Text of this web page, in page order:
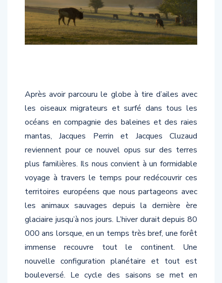
Après avoir parcouru le globe à tire d’ailes avec
les oiseaux migrateurs et surfé dans tous les
océans en compagnie des baleines et des raies
mantas, Jacques Perrin et Jacques Cluzaud
reviennent pour ce nouvel opus sur des terres
plus familières. Ils nous convient à un formidable
voyage à travers le temps pour redécouvrir ces
territoires européens que nous partageons avec
les animaux sauvages depuis la dernière ère
glaciaire jusqu’à nos jours. L’hiver durait depuis 80
000 ans lorsque, en un temps très bref, une forêt
immense recouvre tout le continent. Une
nouvelle configuration planétaire et tout est
bouleversé. Le cycle des saisons se met en